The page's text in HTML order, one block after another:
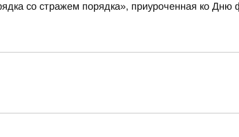
со стражем порядка», приуроченная ко Дню